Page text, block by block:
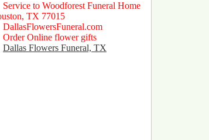
Service to Woodforest Funeral Home
TX 77015
DallasFlowersFuneral.com
Order Online flower gifts
Dallas Flowers Funeral, TX